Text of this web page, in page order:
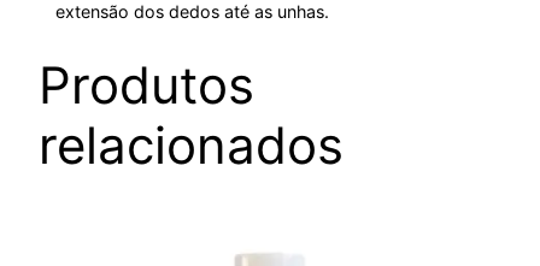
extensão dos dedos até as unhas.
Produtos
relacionados